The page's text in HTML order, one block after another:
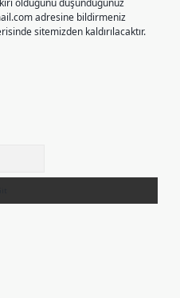
olduğunu düşündüğünüz
adresine bildirmeniz
sitemizden kaldırılacaktır.